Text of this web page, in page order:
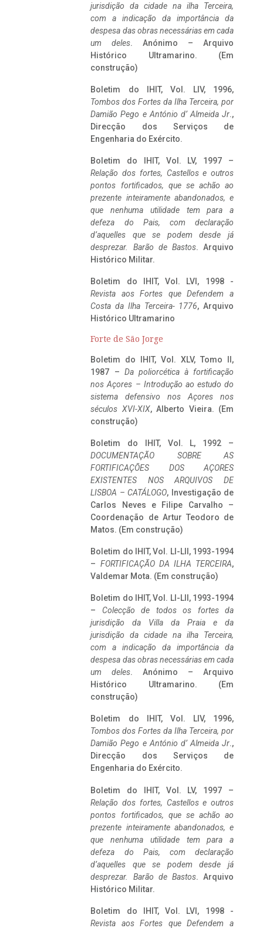
jurisdição da cidade na ilha Terceira,
com a indicação da importância da
despesa das obras necessárias em cada
um deles. Anónimo – Arquivo
Histórico Ultramarino. (Em
construção)
Boletim do IHIT, Vol. LIV, 1996,
Tombos dos Fortes da Ilha Terceira, por
Damião Pego e António d’ Almeida Jr.,
Direcção dos Serviços de
Engenharia do Exército.
Boletim do IHIT, Vol. LV, 1997 –
Relação dos fortes, Castellos e outros
pontos fortificados, que se achão ao
prezente inteiramente abandonados, e
que nenhuma utilidade tem para a
defeza do Pais, com declaração
d’aquelles que se podem desde já
desprezar. Barão de Bastos. Arquivo
Histórico Militar.
Boletim do IHIT, Vol. LVI, 1998 -
Revista aos Fortes que Defendem a
Costa da Ilha Terceira- 1776, Arquivo
Histórico Ultramarino
Forte de São Jorge
Boletim do IHIT, Vol. XLV, Tomo II,
1987 – Da poliorcética à fortificação
nos Açores – Introdução ao estudo do
sistema defensivo nos Açores nos
séculos XVI-XIX, Alberto Vieira. (Em
construção)
Boletim do IHIT, Vol. L, 1992 –
DOCUMENTAÇÃO SOBRE AS
FORTIFICAÇÕES DOS AÇORES
EXISTENTES NOS ARQUIVOS DE
LISBOA – CATÁLOGO, Investigação de
Carlos Neves e Filipe Carvalho –
Coordenação de Artur Teodoro de
Matos. (Em construção)
Boletim do IHIT, Vol. LI-LII, 1993-1994
– FORTIFICAÇÃO DA ILHA TERCEIRA,
Valdemar Mota. (Em construção)
Boletim do IHIT, Vol. LI-LII, 1993-1994
– Colecção de todos os fortes da
jurisdição da Villa da Praia e da
jurisdição da cidade na ilha Terceira,
com a indicação da importância da
despesa das obras necessárias em cada
um deles. Anónimo – Arquivo
Histórico Ultramarino. (Em
construção)
Boletim do IHIT, Vol. LIV, 1996,
Tombos dos Fortes da Ilha Terceira, por
Damião Pego e António d’ Almeida Jr.,
Direcção dos Serviços de
Engenharia do Exército.
Boletim do IHIT, Vol. LV, 1997 –
Relação dos fortes, Castellos e outros
pontos fortificados, que se achão ao
prezente inteiramente abandonados, e
que nenhuma utilidade tem para a
defeza do Pais, com declaração
d’aquelles que se podem desde já
desprezar. Barão de Bastos. Arquivo
Histórico Militar.
Boletim do IHIT, Vol. LVI, 1998 -
Revista aos Fortes que Defendem a